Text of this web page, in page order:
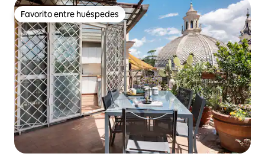
Favorito entre huéspedes
Favorito entre huéspedes